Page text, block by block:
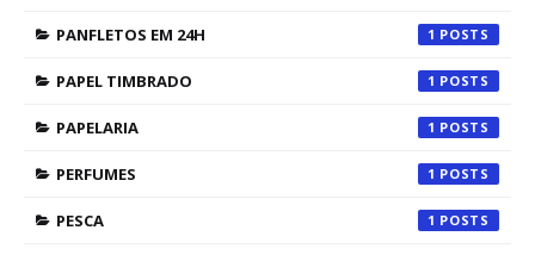
PANFLETOS EM 24H 1
PAPEL TIMBRADO 1
PAPELARIA 1
PERFUMES 1
PESCA 1